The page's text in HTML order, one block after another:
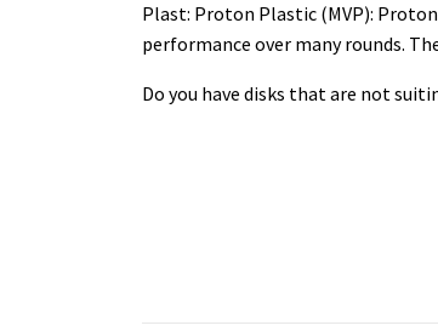
Plast: Proton Plastic (MVP):
performance over many rounds.
Do you have disks that are not